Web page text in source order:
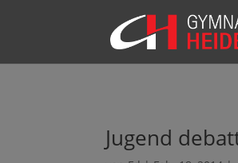
Jugend